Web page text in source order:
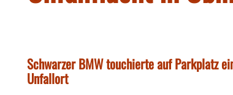
Schwarzer BMW touchierte auf Parkplatz
Unfallort